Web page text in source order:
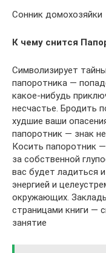
Сонник домохозяйки
К чему снится
Символизирует
папоротника —
какое-нибудь
несчастье. Бродить
худшие ваши
папоротник — знак
Косить папоротник
за собственной
вас будет ладиться
энергией и
окружающих.
страницами книги —
занятие